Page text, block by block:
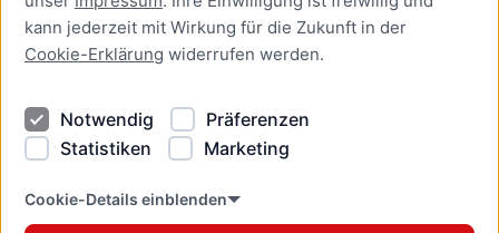
kann jederzeit mit Wirkung für die Zukunft in der
Cookie-Erklärung widerrufen werden.
Notwendig
Präferenzen
Statistiken
Marketing
Cookie-Details einblenden
Kontakt
Kontakt
Datenschutzhinweise
Barrierefreiheit
Cookie Erklärung